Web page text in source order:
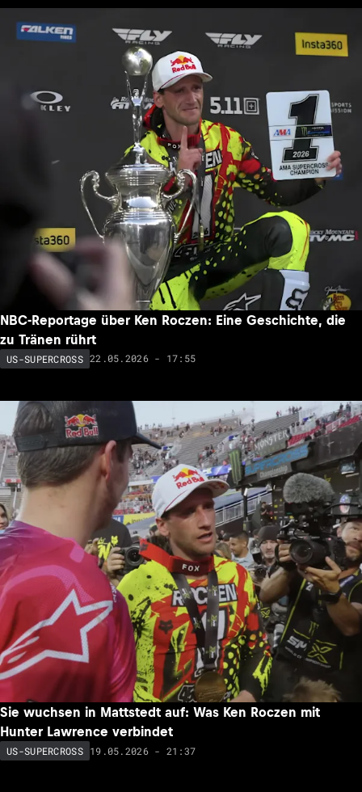
NBC-Reportage über Ken Roczen: Eine Geschichte, die
zu Tränen rührt
US-SUPERCROSS 22.05.2026 - 17:55
Sie wuchsen in Mattstedt auf: Was Ken Roczen mit
Hunter Lawrence verbindet
US-SUPERCROSS 19.05.2026 - 21:37